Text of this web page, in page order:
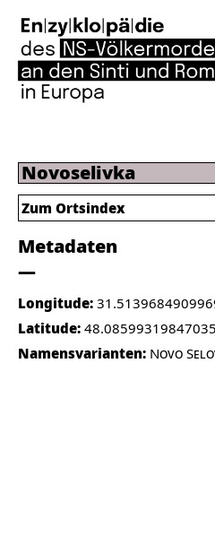
Novoselivka
Metadaten
Longitude:
Latitude: 48.08599319847035
Namensvarianten: Novo
Zum Ortsindex